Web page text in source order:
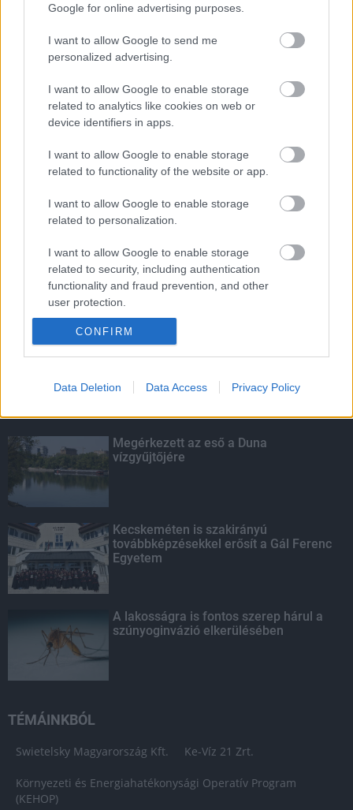
Google for online advertising purposes.
I want to allow Google to send me
personalized advertising.
I want to allow Google to enable storage
related to analytics like cookies on web or
device identifiers in apps.
I want to allow Google to enable storage
related to functionality of the website or app.
I want to allow Google to enable storage
related to personalization.
I want to allow Google to enable storage
related to security, including authentication
functionality and fraud prevention, and other
user protection.
CONFIRM
Data Deletion Data Access Privacy Policy
LEGOLVASOTTABB
erősítő Pénz7 programsorozat
Budapest-Pécs, Budapest-Szolnok:
Több mint 40 helyszínen dolgozik
fennakadás nélkül a Híd-csoport
Megérkezett az eső a Duna
vízgyűjtőjére
Kecskeméten is szakirányú
továbbképzésekkel erősít a Gál Ferenc
Egyetem
A lakosságra is fontos szerep hárul a
szúnyoginvázió elkerülésében
TÉMÁINKBÓL
Swietelsky Magyarország Kft. Ke-Víz 21 Zrt.
Környezeti és Energiahatékonysági Operatív Program
(KEHOP)